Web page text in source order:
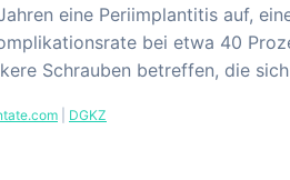
eine Periimplantitis auf,
bei etwa 40
Schrauben betreffen, die
DGKZ